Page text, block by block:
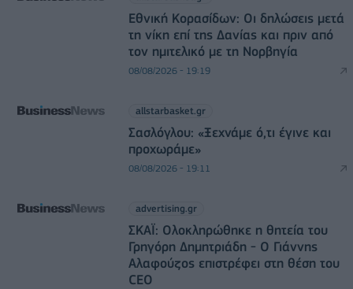
Εθνική Κορασίδων: Οι δηλώσεις μετά
τη νίκη επί της Δανίας και πριν από
τον ημιτελικό με τη Νορβηγία
08/08/2026 - 19:19
allstarbasket.gr
Σασλόγλου: «Ξεχνάμε ό,τι έγινε και
προχωράμε»
08/08/2026 - 19:11
advertising.gr
ΣΚΑΪ: Ολοκληρώθηκε η θητεία του
Γρηγόρη Δημητριάδη - Ο Γιάννης
Αλαφούζος επιστρέφει στη θέση του
CEO